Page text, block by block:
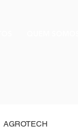
AGROTECH